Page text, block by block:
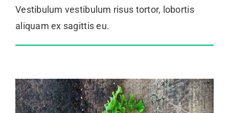
Vestibulum vestibulum risus tortor, lobortis
aliquam ex sagittis eu.